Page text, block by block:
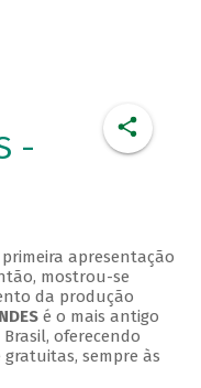
-
primeira apresentação
mostrou-se
da produção
é o mais antigo
oferecendo
sempre às